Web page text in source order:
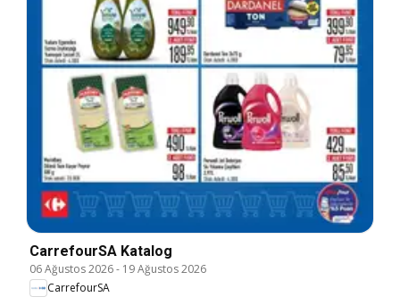
CarrefourSA Katalog
06 Ağustos 2026- 19 Ağustos 2026
CarrefourSA